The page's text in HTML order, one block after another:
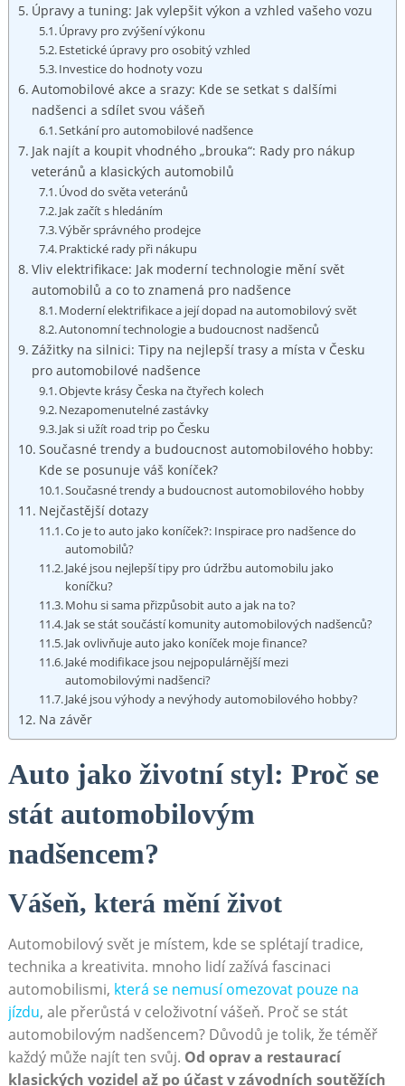
Úpravy a tuning: Jak vylepšit výkon a vzhled vašeho vozu
Úpravy pro zvýšení výkonu
Estetické úpravy pro osobitý vzhled
Investice do hodnoty vozu
Automobilové akce a srazy: Kde se setkat s dalšími
nadšenci a sdílet svou vášeň
Setkání pro automobilové nadšence
Jak najít a koupit vhodného „brouka“: Rady pro nákup
veteránů a klasických automobilů
Úvod do světa veteránů
Jak začít s hledáním
Výběr správného prodejce
Praktické rady při nákupu
Vliv elektrifikace: Jak moderní technologie mění svět
automobilů a co to znamená pro nadšence
Moderní elektrifikace a její dopad na automobilový svět
Autonomní technologie a budoucnost nadšenců
Zážitky na silnici: Tipy na nejlepší trasy a místa v Česku
pro automobilové nadšence
Objevte krásy Česka na čtyřech kolech
Nezapomenutelné zastávky
Jak si užít road trip po Česku
Současné trendy a budoucnost automobilového hobby:
Kde se posunuje váš koníček?
Současné trendy a budoucnost automobilového hobby
Nejčastější dotazy
Co je to auto jako koníček?: Inspirace pro nadšence do
automobilů?
Jaké jsou nejlepší tipy pro údržbu automobilu jako
koníčku?
Mohu si sama přizpůsobit auto a jak na to?
Jak se stát součástí komunity automobilových nadšenců?
Jak ovlivňuje auto jako koníček moje finance?
Jaké modifikace jsou nejpopulárnější mezi
automobilovými nadšenci?
Jaké jsou výhody a nevýhody automobilového hobby?
Na závěr
Auto jako životní styl: Proč se
stát automobilovým
nadšencem?
Vášeň, která mění život
Automobilový svět je místem, kde se splétají tradice,
technika a kreativita. mnoho lidí zažívá fascinaci
automobilismi, která se nemusí omezovat pouze na
jízdu, ale přerůstá v celoživotní vášeň. Proč se stát
automobilovým nadšencem? Důvodů je tolik, že téměř
každý může najít ten svůj. Od oprav a restaurací
klasických vozidel až po účast v závodních soutěžích